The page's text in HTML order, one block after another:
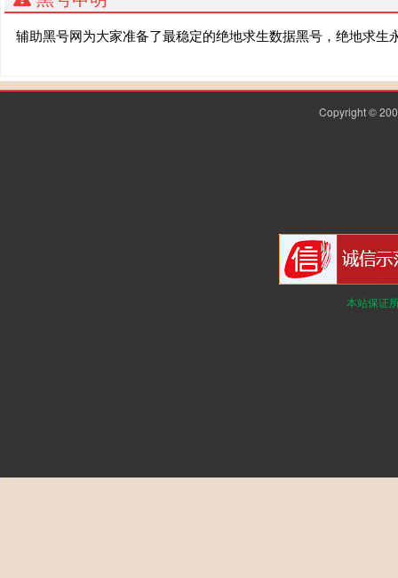
辅助黑号网为大家准备了最稳定的绝地求生数据黑号，绝地求
Copyright ©
本站保证